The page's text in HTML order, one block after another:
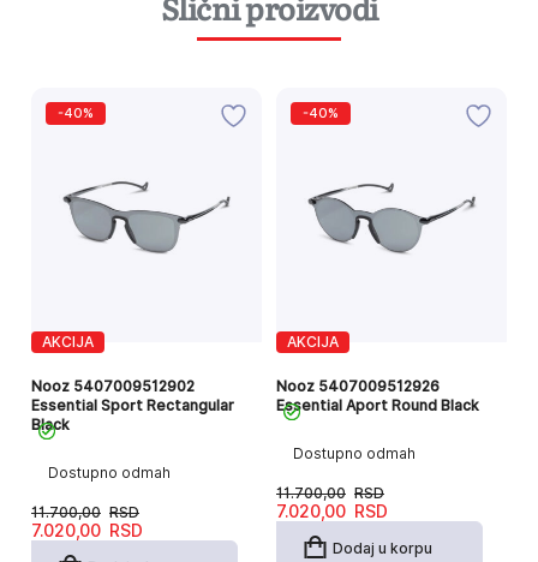
Slični proizvodi
-40%
Dostupno odmah
AKCIJA
Nooz 5407009512902
Essential Sport Rectangular
Black
11.700,00 RSD
Originalna
7.020,00 RSD
Trenutna
-40%
Dostupno odmah
AKCIJA
Nooz 5407009512926
Essential Aport Round Black
11.700,00 RSD
Originalna
7.020,00 RSD
Trenutna
Dodaj u korpu